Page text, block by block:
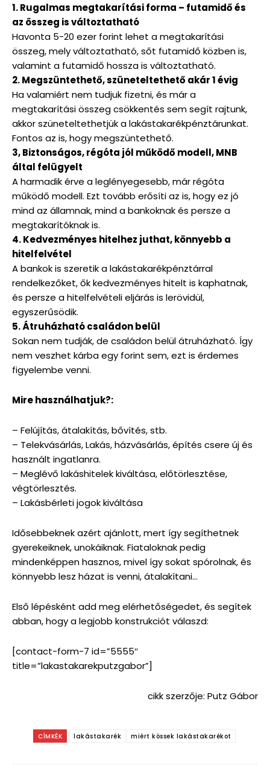
1. Rugalmas megtakarítási forma – futamidő és
az összeg is változtatható
Havonta 5-20 ezer forint lehet a megtakarítási
összeg, mely változtatható, sőt futamidő közben is,
valamint a futamidő hossza is változtatható.
2. Megszüntethető, szüneteltethető akár 1 évig
Ha valamiért nem tudjuk fizetni, és már a
megtakarítási összeg csökkentés sem segít rajtunk,
akkor szüneteltethetjük a lakástakarékpénztárunkat.
Fontos az is, hogy megszüntethető.
3, Biztonságos, régóta jól működő modell, MNB
által felügyelt
A harmadik érve a leglényegesebb, már régóta
működő modell. Ezt tovább erősíti az is, hogy ez jó
mind az államnak, mind a bankoknak és persze a
megtakarítóknak is.
4. Kedvezményes hitelhez juthat, könnyebb a
hitelfelvétel
A bankok is szeretik a lakástakarékpénztárral
rendelkezőket, ők kedvezményes hitelt is kaphatnak,
és persze a hitelfelvételi eljárás is lerövidül,
egyszerűsödik.
5. Átruházható családon belül
Sokan nem tudják, de családon belül átruházható. Így
nem veszhet kárba egy forint sem, ezt is érdemes
figyelembe venni.
Mire használhatjuk?:
– Felújítás, átalakítás, bővítés, stb.
– Telekvásárlás, Lakás, házvásárlás, építés csere új és
használt ingatlanra.
– Meglévő lakáshitelek kiváltása, előtörlesztése,
végtörlesztés.
– Lakásbérleti jogok kiváltása
Idősebbeknek azért ajánlott, mert így segíthetnek
gyerekeiknek, unokáiknak. Fiataloknak pedig
mindenképpen hasznos, mivel így sokat spórolnak, és
könnyebb lesz házat is venni, átalakítani…
Első lépésként add meg elérhetőségedet, és segítek
abban, hogy a legjobb konstrukciót válaszd:
[contact-form-7 id=”5555″
title=”lakastakarekputzgabor”]
cikk szerzője: Putz Gábor
CÍMKÉK lakástakarék miért kössek lakástakarékot